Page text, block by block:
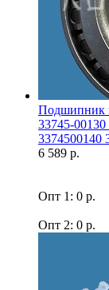
Подшипник
33745-
3374500140
6 589 р.
Опт 1: 0 р.
Опт 2: 0 р.